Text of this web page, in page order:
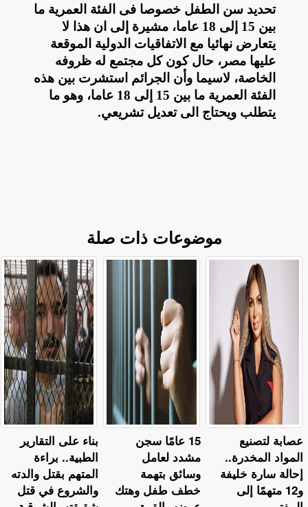
تحديد سن الطفل خصوصا فى الفئة العمرية ما
بين 15 إلى 18 عاما، مشيرة إلى ان هذا لا
يتعارض نهائيا مع الاتفاقيات الدولية الموقعة
عليها مصر، حال كون كل مجتمع له ظروفه
الخاصة، لاسيما وأن الجرائم استشرت بين هذه
الفئة العمرية ما بين 15 إلى 18 عاما، وهو ما
يتطلب ويحتاج الى تعديل تشريعي.
موضوعات ذات صلة
بناء على التقارير
الطبية.. براءة
المتهم بقتل والدته
والشروع في قتل
15 عامًا سجن
مشدد لعامل
وسائق بتهمة
خطف طفل وهتك
عصابة لتصنيع
المواد المخدرة..
إحالة سارة خليفة
و12 متهمًا إلى